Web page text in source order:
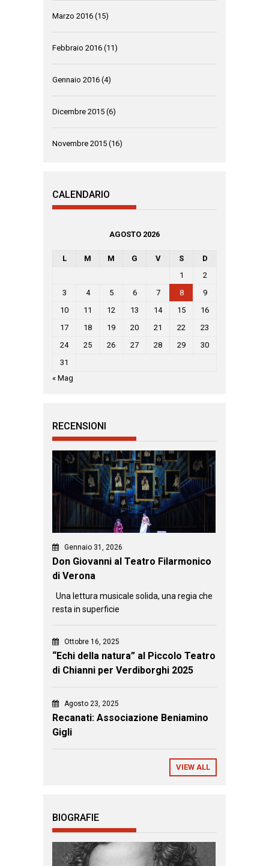
Marzo 2016 (15)
Febbraio 2016 (11)
Gennaio 2016 (4)
Dicembre 2015 (6)
Novembre 2015 (16)
CALENDARIO
AGOSTO 2026
L M M G V S
D
1
2
3
4 5 6 7 8
9
10
11 12 13 14 15
16
17
18 19 20 21 22
23
24
25 26 27 28 29
30
31
« Mag
RECENSIONI
Gennaio 31, 2026
Don Giovanni al Teatro Filarmonico
di Verona
Una lettura musicale solida, una regia che
resta in superficie
Ottobre 16, 2025
“Echi della natura” al Piccolo Teatro
di Chianni per Verdiborghi 2025
Agosto 23, 2025
Recanati: Associazione Beniamino
Gigli
VIEW ALL
BIOGRAFIE